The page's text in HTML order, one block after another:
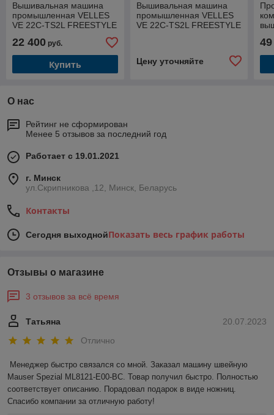
Вышивальная машина
промышленная VELLES
VE 22C-TS2L FREESTYLE
вышивки 600х400
22 400 руб.
Купить
Вышивальная машина
промышленная VELLES
VE 22C-TS2L FREESTYLE
Цену уточняйте
О нас
Рейтинг не сформирован
Менее 5 отзывов за последний год
Работает с 19.01.2021
г. Минск
ул.Скрипникова ,12, Минск, Беларусь
Контакты
Сегодня выходнойПоказать весь график работы
Отзывы о магазине
3 отзывов за всё время
20.07.2023
Татьяна
Отлично
Менеджер быстро связался со мной. Заказал машину швейную
Mauser Spezial ML8121-E00-BC. Товар получил быстро. Полностью
соответствует описанию. Порадовал подарок в виде ножниц.
Спасибо компании за отличную работу!